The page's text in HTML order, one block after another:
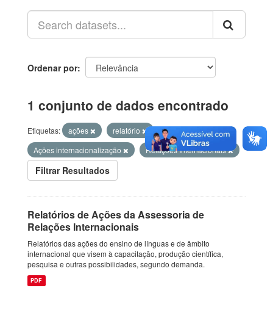
Ordenar por
1 conjunto de dados encontrado
Etiquetas: ações
relatório
Ações internacionalização
Relações Internacionais
Filtrar Resultados
Relatórios de Ações da Assessoria de
Relações Internacionais
Relatórios das ações do ensino de línguas e de âmbito
internacional que visem à capacitação, produção científica,
pesquisa e outras possibilidades, segundo demanda.
PDF